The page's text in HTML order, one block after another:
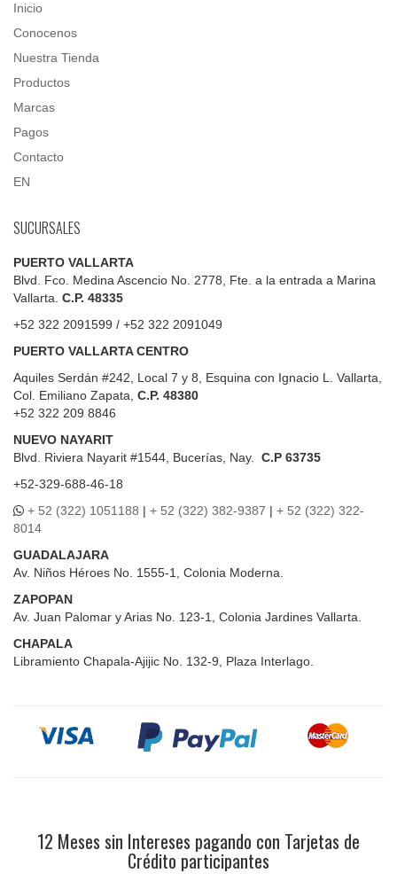
Inicio
Conocenos
Nuestra Tienda
Productos
Marcas
Pagos
Contacto
EN
SUCURSALES
PUERTO VALLARTA
Blvd. Fco. Medina Ascencio No. 2778, Fte. a la entrada a Marina
Vallarta. C.P. 48335
+52 322 2091599 / +52 322 2091049
PUERTO VALLARTA CENTRO
Aquiles Serdán #242, Local 7 y 8, Esquina con Ignacio L. Vallarta,
Col. Emiliano Zapata, C.P. 48380
+52 322 209 8846
NUEVO NAYARIT
Blvd. Riviera Nayarit #1544, Bucerías, Nay. C.P 63735
+52-329-688-46-18
+ 52 (322) 1051188 | + 52 (322) 382-9387 | + 52 (322) 322-
8014
GUADALAJARA
Av. Niños Héroes No. 1555-1, Colonia Moderna.
ZAPOPAN
Av. Juan Palomar y Arias No. 123-1, Colonia Jardines Vallarta.
CHAPALA
Libramiento Chapala-Ajijic No. 132-9, Plaza Interlago.
12 Meses sin Intereses pagando con Tarjetas de
Crédito participantes